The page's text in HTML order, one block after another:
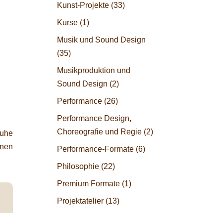
Kunst-Projekte (33)
Kurse (1)
Musik und Sound Design
(35)
Musikproduktion und
Sound Design (2)
Performance (26)
Performance Design,
Choreografie und Regie (2)
Performance-Formate (6)
Philosophie (22)
Premium Formate (1)
Projektatelier (13)